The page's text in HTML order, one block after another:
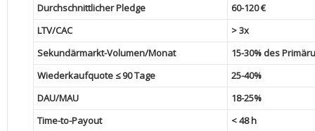
Durchschnittlicher⁤ Pledge
60-120 €
LTV/CAC
> 3x
Sekundärmarkt-Volumen/Monat
15-30% des
Wiederkaufquote ≤ 90 Tage
25-40%
DAU/MAU
18-25%
Time-to-Payout
< 48 h